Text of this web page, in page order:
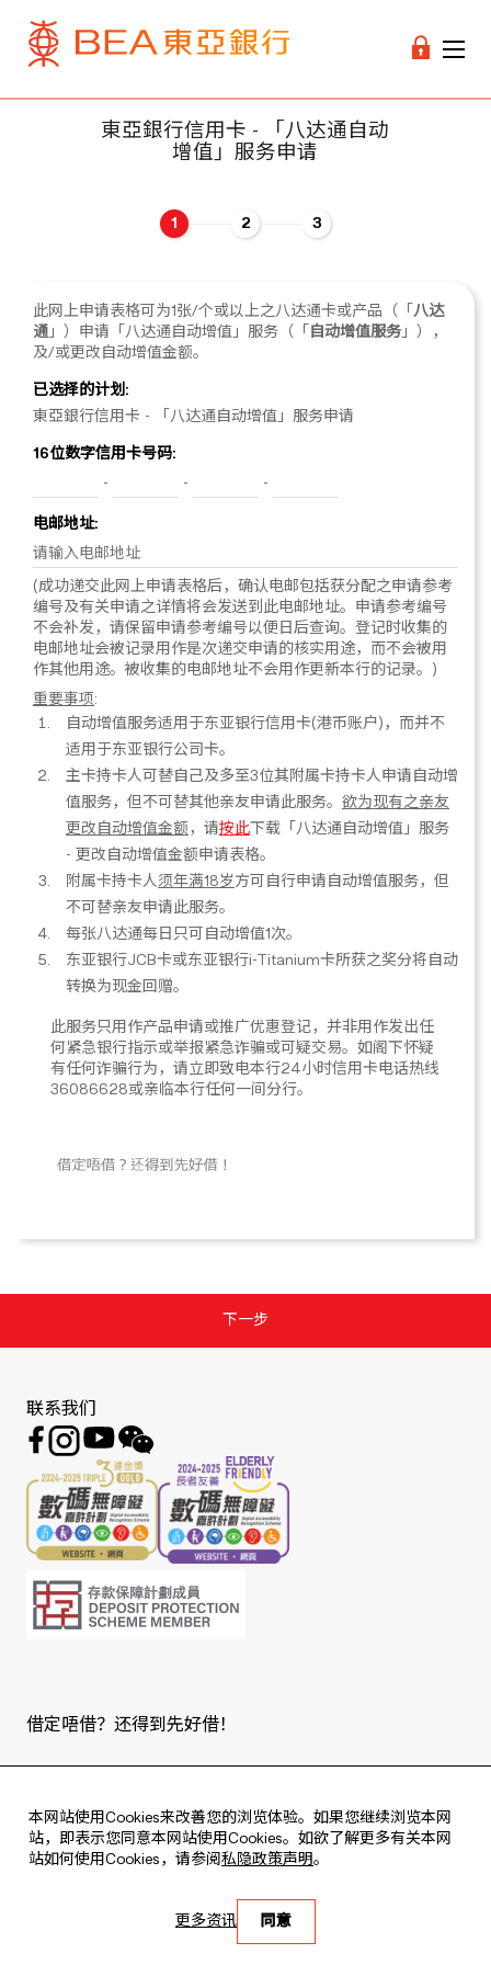
東亞銀行信用卡 - 「八达通自动
增值」服务申请
1 2 3
此网上申请表格可为1张/个或以上之八达通卡或产品（「 八达
通 」）申请「八达通自动增值」服务（「 自动增值服务」），
及/或更改自动增值金额。
已选择的计划:
東亞銀行信用卡 - 「八达通自动增值」服务申请
16位数字信用卡号码:
-
- -
电邮地址:
(成功递交此网上申请表格后，确认电邮包括获分配之申请参考
编号及有关申请之详情将会发送到此电邮地址。申请参考编号
不会补发，请保留申请参考编号以便日后查询。登记时收集的
电邮地址会被记录用作是次递交申请的核实用途，而不会被用
作其他用途。被收集的电邮地址不会用作更新本行的记录。)
重要事项:
自动增值服务适用于东亚银行信用卡(港币账户)，而并不
适用于东亚银行公司卡。
主卡持卡人可替自己及多至3位其附属卡持卡人申请自动增
值服务，但不可替其他亲友申请此服务。 欲为现有之亲友
更改自动增值金额 ，请按此 下载「八达通自动增值」服务
- 更改自动增值金额申请表格。
附属卡持卡人须年满18岁方可自行申请自动增值服务，但
不可替亲友申请此服务。
每张八达通每日只可自动增值1次。
东亚银行JCB卡或东亚银行i-Titanium卡所获之奖分将自动
转换为现金回赠。
此服务只用作产品申请或推广优惠登记，并非用作发出任
何紧急银行指示或举报紧急诈骗或可疑交易。如阁下怀疑
有任何诈骗行为，请立即致电本行24小时信用卡电话热线
36086628或亲临本行任何一间分行。
本网站使用Cookies来改善您的浏览体验。如果您继续浏览本网
站，即表示您同意本网站使用Cookies。如欲了解更多有关本网
站如何使用Cookies，请参阅 私隐政策声明。
同意
更多资讯
联系我们
借定唔借？还得到先好借！
Live every moment